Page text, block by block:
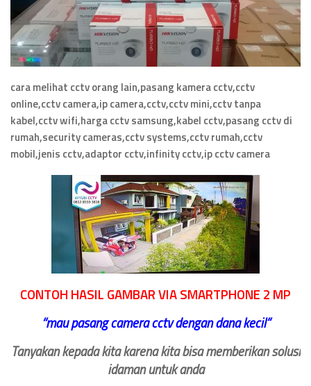
cara melihat cctv orang lain,pasang kamera cctv,cctv
online,cctv camera,ip camera,cctv,cctv mini,cctv tanpa
kabel,cctv wifi,harga cctv samsung,kabel cctv,pasang cctv di
rumah,security cameras,cctv systems,cctv rumah,cctv
mobil,jenis cctv,adaptor cctv,infinity cctv,ip cctv camera
CONTOH HASIL GAMBAR VIA SMARTPHONE 2 MP
‘‘mau pasang camera cctv dengan dana kecil“
Tanyakan kepada kita karena kita bisa memberikan solusi
idaman untuk anda